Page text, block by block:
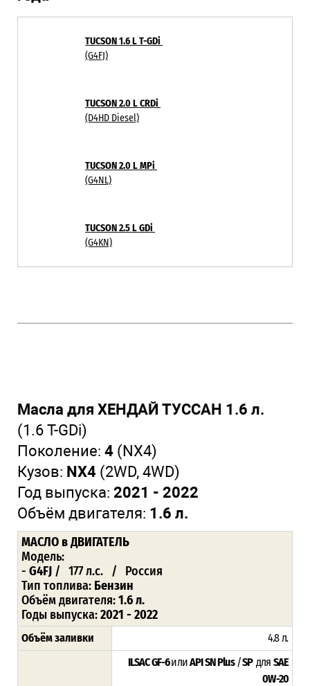
TUCSON 1.6 L T-GDi
(G4FJ)
TUCSON 2.0 L CRDi
(D4HD Diesel)
TUCSON 2.0 L MPi
(G4NL)
TUCSON 2.5 L GDi
(G4KN)
Масла для ХЕНДАЙ ТУССАН 1.6 л.
(1.6 T-GDi)
Поколение: 4 (NX4)
Кузов: NX4 (2WD, 4WD)
Год выпуска: 2021 - 2022
Объём двигателя: 1.6 л.
МАСЛО в ДВИГАТЕЛЬ
Модель:
- G4FJ / 177 л.с. / Россия
Тип топлива: Бензин
Объём двигателя:1.6 л.
Годы выпуска:2021 - 2022
Объём заливки 4.8 л.
ILSAC GF-6илиAPI SN Plus/SP для SAE
0W-20